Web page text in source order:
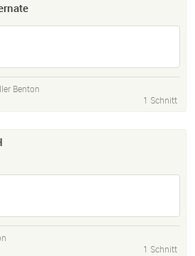
Benton
1 Schnitt
1 Schnitt